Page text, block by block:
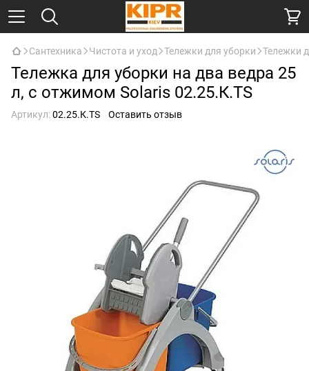
Сантехника Чистота и уход Тележки для уборки Тележки
Тележка для уборки на два ведра 25
л, с отжимом Solaris 02.25.К.TS
Артикул:02.25.К.TS Оставить отзыв